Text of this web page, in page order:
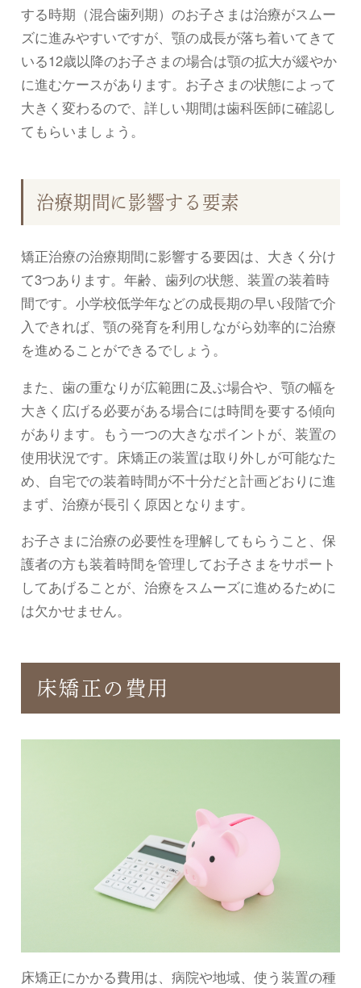
する時期（混合歯列期）のお子さまは治療がスムー
ズに進みやすいですが、顎の成長が落ち着いてきて
いる12歳以降のお子さまの場合は顎の拡大が緩やか
に進むケースがあります。お子さまの状態によって
大きく変わるので、詳しい期間は歯科医師に確認し
てもらいましょう。
治療期間に影響する要素
矯正治療の治療期間に影響する要因は、大きく分け
て3つあります。年齢、歯列の状態、装置の装着時
間です。小学校低学年などの成長期の早い段階で介
入できれば、顎の発育を利用しながら効率的に治療
を進めることができるでしょう。
また、歯の重なりが広範囲に及ぶ場合や、顎の幅を
大きく広げる必要がある場合には時間を要する傾向
があります。もう一つの大きなポイントが、装置の
使用状況です。床矯正の装置は取り外しが可能なた
め、自宅での装着時間が不十分だと計画どおりに進
まず、治療が長引く原因となります。
お子さまに治療の必要性を理解してもらうこと、保
護者の方も装着時間を管理してお子さまをサポート
してあげることが、治療をスムーズに進めるために
は欠かせません。
床矯正の費用
床矯正にかかる費用は、病院や地域、使う装置の種